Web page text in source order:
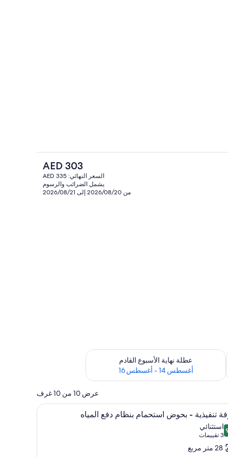
منطقة المعيشة
السعر
الحالي
هو
AED
AED 303
السعر النهائي: AED 335
يشمل الضرائب والرسوم
من 2026/08/20 إلى 2026/08/21
أغسطس 7 - أغسطس 9
عطلة نهاية الأسبوع القادم
أغسطس 14 - أغسطس 16
تحقق من مدى التوفر لعطلة نهاية الأسبوع القادم للفترة أغسطس 14 - أغسطس 16
عرض 10 من 10 غرف
لوح كي وطراز فريد لكل وحدة ستائر تعتيم وتجهيزات عازلة للصوت ومكواة/لوح
8 تنفيذية - بحوض استحمام بنظام دفع المياه
من 10
استثنائي
3 تقييمات(3
تقييمات)
28 متر مربع